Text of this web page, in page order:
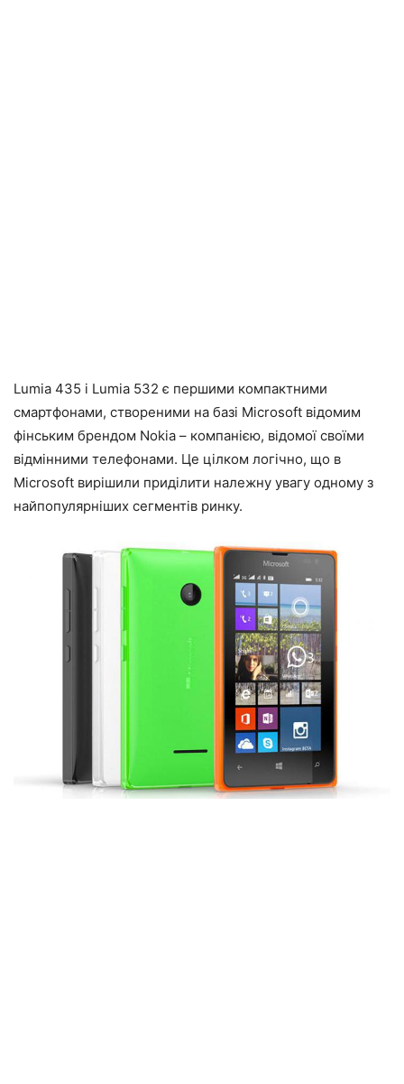
Lumia 435 і Lumia 532 є першими компактними
смартфонами, створеними на базі Microsoft відомим
фінським брендом Nokia – компанією, відомої своїми
відмінними телефонами. Це цілком логічно, що в
Microsoft вирішили приділити належну увагу одному з
найпопулярніших сегментів ринку.